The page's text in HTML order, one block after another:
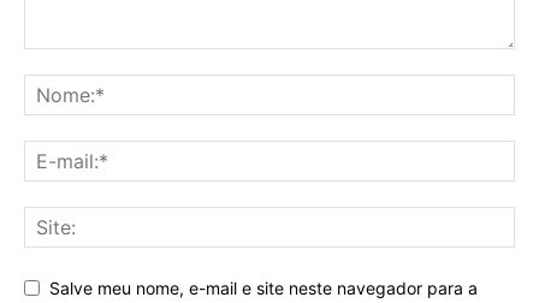
Salve meu nome, e-mail e site neste navegador para a